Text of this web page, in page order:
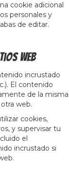
cookie adicional
personales y
de editar.
web
incrustado
El contenido
de la misma
web.
cookies,
y supervisar tu
el
incrustado si